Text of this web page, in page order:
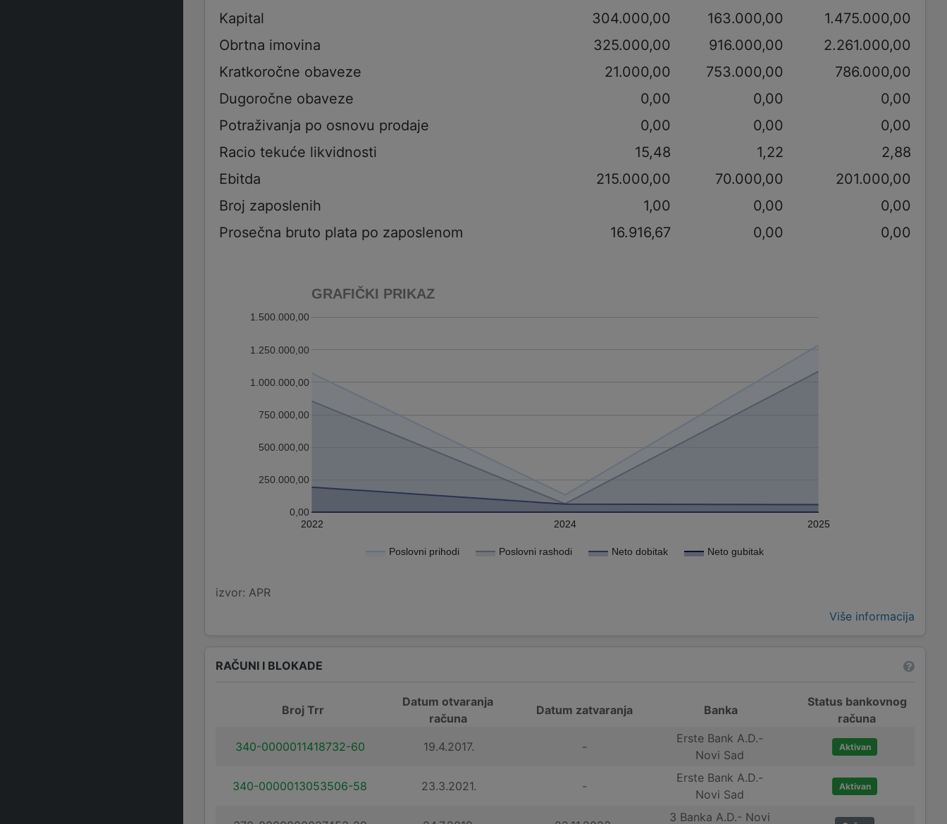
Kapital
304.000,00 163.000,00
1.475.000,00
Obrtna imovina
325.000,00 916.000,00
2.261.000,00
Kratkoročne obaveze
21.000,00 753.000,00
786.000,00
Dugoročne obaveze
0,00 0,00
0,00
Potraživanja po osnovu prodaje
0,00 0,00
0,00
Racio tekuće likvidnosti
15,48 1,22
2,88
Ebitda
215.000,00 70.000,00
201.000,00
Broj zaposlenih
1,00 0,00
0,00
Prosečna bruto plata po zaposlenom
16.916,67 0,00 0,00
GRAFIČKI PRIKAZ
Poslovni prihodi Poslovni rashodi Neto dobitak Neto gubitak
2022 2024 2025
0,00
250.000,00
500.000,00
750.000,00
1.000.000,00
1.250.000,00
1.500.000,00
izvor: APR
Više informacija
RAČUNI I BLOKADE
Broj Trr
Datum otvaranja
računa
Datum zatvaranja Banka
Status bankovnog
računa
340-0000011418732-60
19.4.2017. -
Erste Bank A.D.-
Novi Sad
Aktivan
340-0000013053506-58 23.3.2021. -
Erste Bank A.D.-
Novi Sad
Aktivan
3 Banka A.D.- Novi